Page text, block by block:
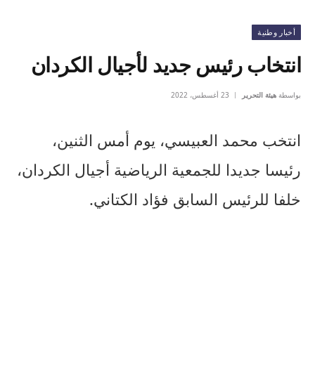
أخبار وطنية
انتخاب رئيس جديد لأجيال الكردان
بواسطة هيئة التحرير 23 أغسطس، 2022
انتخب محمد العبيسي، يوم أمس الثنين،
رئيسا جديدا للجمعية الرياضية أجيال الكردان،
خلفا للرئيس السابق فؤاد الكتاني.